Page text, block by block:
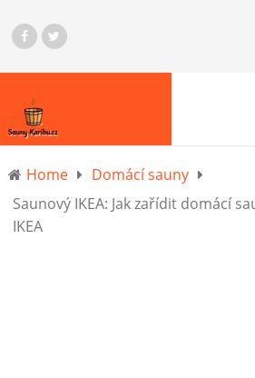
Home
Domácí sauny
Saunový IKEA: Jak zařídit domácí
IKEA